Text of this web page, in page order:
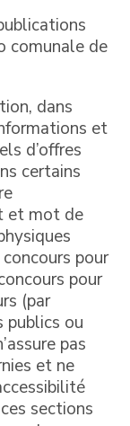
comunale de
dans
et
d’offres
certains
et mot de
pour
pour
(par
publics ou
pas
et ne
sections